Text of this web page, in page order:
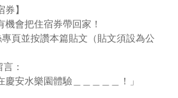
】
機會把住宿券帶回家！
頁並按讚本篇貼文（貼文須設為公
：
慶安水樂園體驗＿＿＿＿＿！」